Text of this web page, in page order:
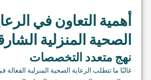
أهمية التعاون في
الصحية المنزلية
نهج متعدد التخصصات
غالبًا ما تتطلب الرعاية الصحية المنزلية الفعالة